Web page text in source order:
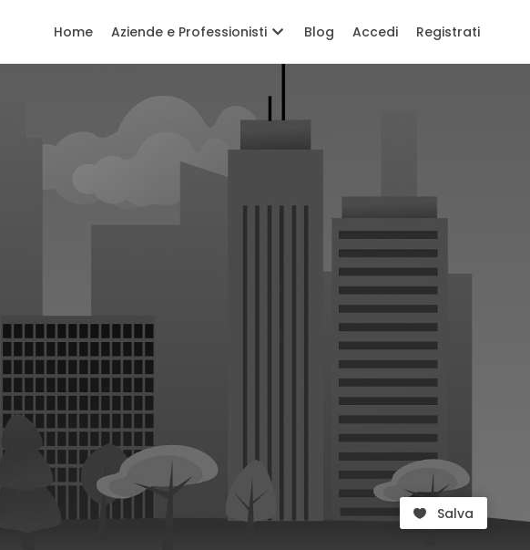
Home Aziende e Professionisti Blog Accedi Registrati
Salva